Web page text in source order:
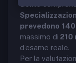
prevedono
massimo di 210
d’esame reale.
Per la